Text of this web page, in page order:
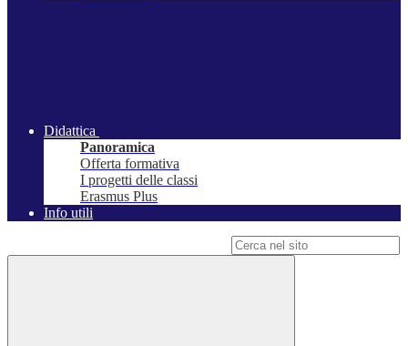
Didattica
Panoramica
Offerta formativa
I progetti delle classi
Erasmus Plus
Info utili